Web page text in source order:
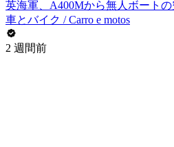
英海軍、A400Mから無人ボート
車とバイク / Carro e motos
2 週間前